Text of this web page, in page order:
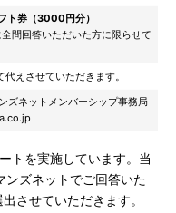
ト券（3000円分）
問回答いただいた方に限らせて
えさせていただきます。
ズネットメンバーシップ事務局
トを実施しています。当
ズネットでご回答いた
させていただきます。